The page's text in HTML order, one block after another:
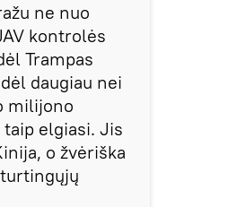
ne nuo
kontrolės
Trampas
daugiau nei
milijono
taip elgiasi. Jis
o žvėriška